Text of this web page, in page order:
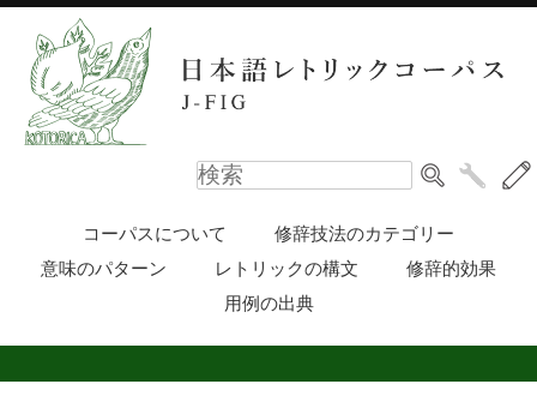
コーパスについて
修辞技法のカテゴリー
意味のパターン
レトリックの構文
修辞的効果
用例の出典